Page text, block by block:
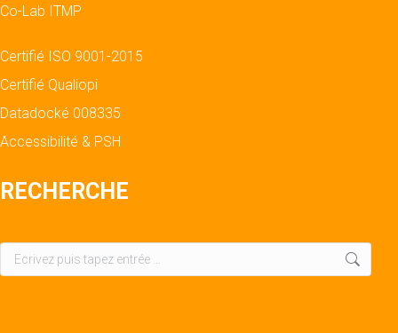
Co-Lab ITMP
Certifié ISO 9001-2015
Certifié Qualiopi
Datadocké 008335
Accessibilité & PSH
RECHERCHE
Recherche
: